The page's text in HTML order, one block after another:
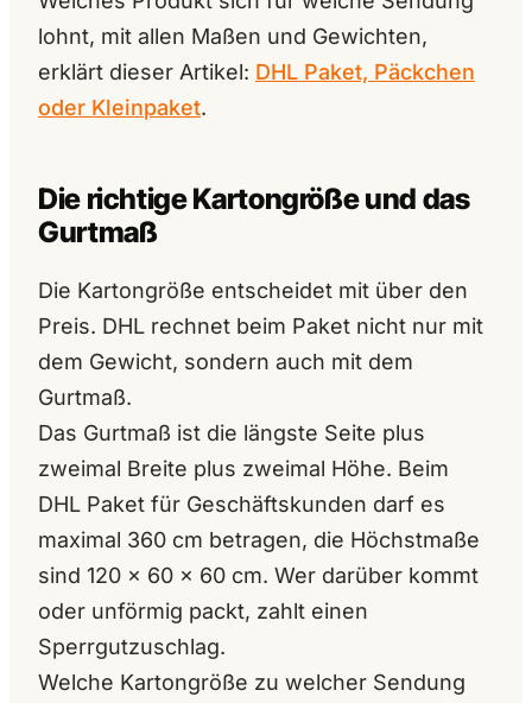
lohnt, mit allen Maßen und Gewichten,
erklärt dieser Artikel: DHL Paket, Päckchen
oder Kleinpaket.
Die richtige Kartongröße und das
Gurtmaß
Die Kartongröße entscheidet mit über den
Preis. DHL rechnet beim Paket nicht nur mit
dem Gewicht, sondern auch mit dem
Gurtmaß.
Das Gurtmaß ist die längste Seite plus
zweimal Breite plus zweimal Höhe. Beim
DHL Paket für Geschäftskunden darf es
maximal 360 cm betragen, die Höchstmaße
sind 120 × 60 × 60 cm. Wer darüber kommt
oder unförmig packt, zahlt einen
Sperrgutzuschlag.
Welche Kartongröße zu welcher Sendung